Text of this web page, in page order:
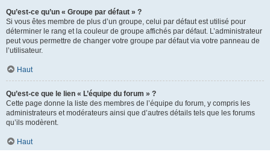
Qu’est-ce qu’un « Groupe par défaut » ?
Si vous êtes membre de plus d’un groupe, celui par défaut est utilisé pour
déterminer le rang et la couleur de groupe affichés par défaut. L’administrateur
peut vous permettre de changer votre groupe par défaut via votre panneau de
l’utilisateur.
Haut
Qu’est-ce que le lien « L’équipe du forum » ?
Cette page donne la liste des membres de l’équipe du forum, y compris les
administrateurs et modérateurs ainsi que d’autres détails tels que les forums
qu’ils modèrent.
Haut